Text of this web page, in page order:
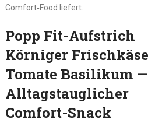
Comfort‑Food liefert.
Popp Fit-Aufstrich
Körniger Frischkäse
Tomate Basilikum —
Alltagstauglicher
Comfort-Snack